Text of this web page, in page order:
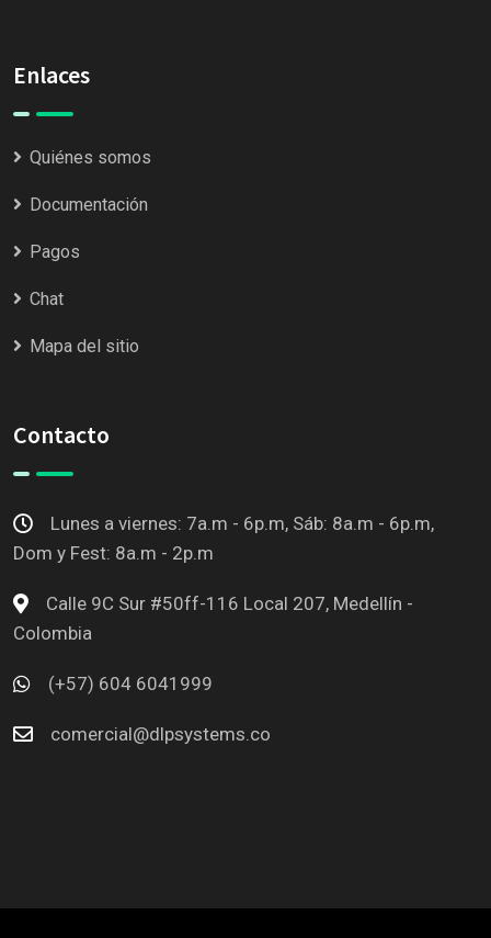
Enlaces
Quiénes somos
Documentación
Pagos
Chat
Mapa del sitio
Contacto
Lunes a viernes: 7a.m - 6p.m, Sáb: 8a.m - 6p.m,
Dom y Fest: 8a.m - 2p.m
Calle 9C Sur #50ff-116 Local 207, Medellín -
Colombia
(+57) 604 6041999
comercial@dlpsystems.co